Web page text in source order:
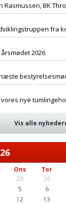
Rasmussen, BK
fra
2026
nye
Vis alle
Ons Tor
29 30
5 6
12 13